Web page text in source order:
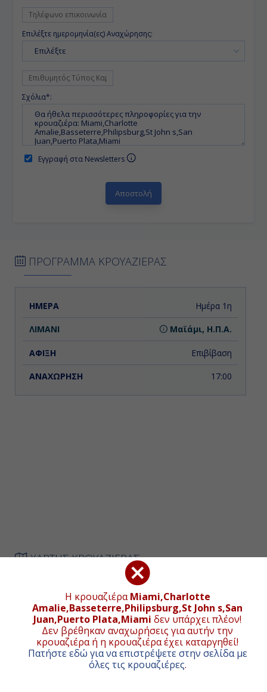
Η κρουαζιέραMiami,Charlotte
Amalie,Basseterre,Philipsburg,St John s,San
Juan,Puerto Plata,Miami δεν υπάρχει πλέον!
Δεν βρέθηκαν αναχωρήσεις για αυτήν την
κρουαζιέρα ή η κρουαζιέρα έχει καταργηθεί!
Πατήστε εδώ για να επιστρέψετε στην σελίδα με
όλες τις κρουαζιέρες.
Επιλέξτε ημερομηνία(ες) Αναχώρησης:
Επιλέξτε
Σχόλια*:
Εγγραφή στα Newsletters
ΠΡΟΓΡΑΜΜΑ ΚΡΟΥΑΖΙΕΡΑΣ
ΗΜΕΡΑ ΑΝΑΧΩΡΗΣΗ
Ημέρα 1η
Μαϊάμι, Η.Π.Α.
Επιβίβαση
17:00
ΧΑΡΤΗΣ ΚΡΟΥΑΖΙΕΡΑΣ
+
−